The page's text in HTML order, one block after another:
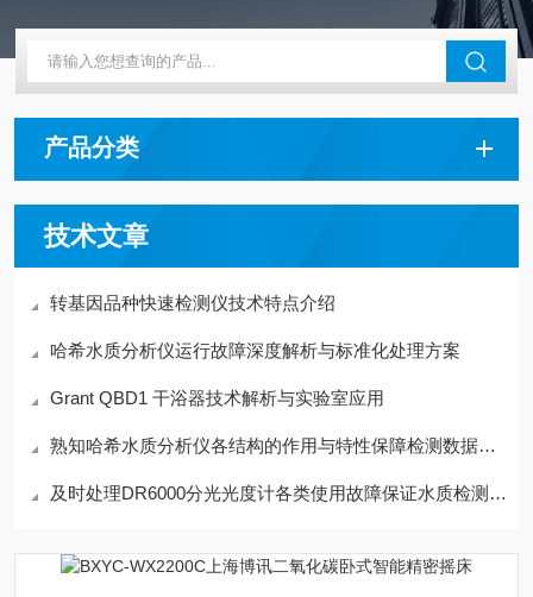
产品分类
技术文章
转基因品种快速检测仪技术特点介绍
哈希水质分析仪运行故障深度解析与标准化处理方案
Grant QBD1 干浴器技术解析与实验室应用
熟知哈希水质分析仪各结构的作用与特性保障检测数据规范有效
及时处理DR6000分光光度计各类使用故障保证水质检测数据具备参考价值